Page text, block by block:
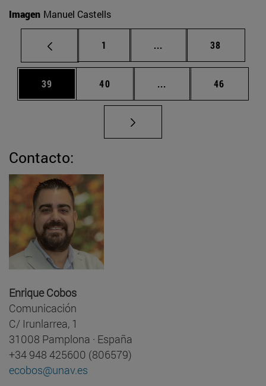
Imagen Manuel Castells
Página
1 ... Páginas intermedias
Página
38
Página
39 Página
40 ... Páginas intermedias
Página
46
Contacto:
Enrique Cobos
Comunicación
C/ Irunlarrea, 1
31008 Pamplona · España
+34 948 425600 (806579)
ecobos@unav.es